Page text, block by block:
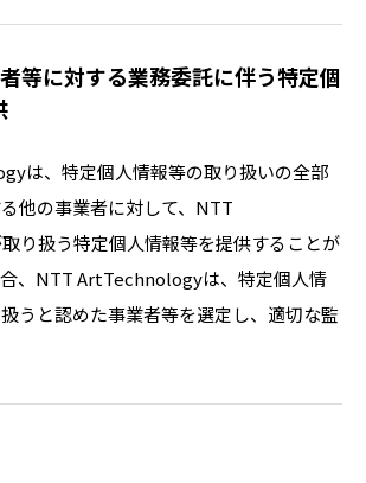
者等に対する業務委託に伴う特定個
は、特定個人情報等の取り扱いの全部
他の事業者に対して、NTT
り扱う特定個人情報等を提供することが
、NTT ArtTechnologyは、特定個人情
うと認めた事業者等を選定し、適切な監